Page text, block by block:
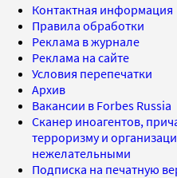
Контактная информация
Правила обработки
Реклама в журнале
Реклама на сайте
Условия перепечатки
Архив
Вакансии в Forbes Russia
Сканер иноагентов,
терроризму и
нежелательными
Подписка на печатную